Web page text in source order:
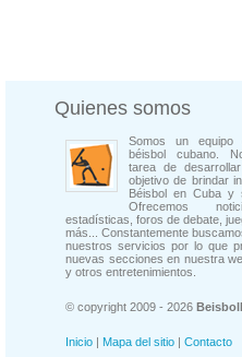
Quienes somos
Somos un equipo
béisbol cubano.
tarea de
objetivo de brindar
Béisbol en Cuba y
Ofrecemos
estadísticas, foros de debate,
más... Constantemente
nuestros servicios por lo que
nuevas secciones en nuestra
y otros entretenimientos.
© copyright 2009 - 2026
Inicio | Mapa del sitio | Contacto